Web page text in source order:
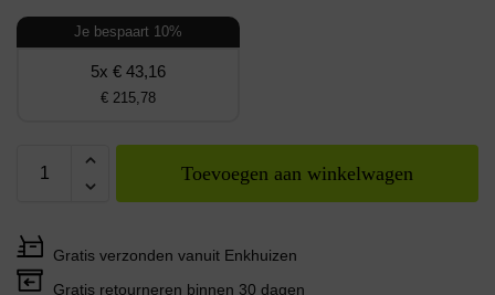
Je bespaart 10%
5x € 43,16
€ 215,78
Toevoegen aan winkelwagen
Gratis verzonden vanuit Enkhuizen
Gratis retourneren binnen 30 dagen